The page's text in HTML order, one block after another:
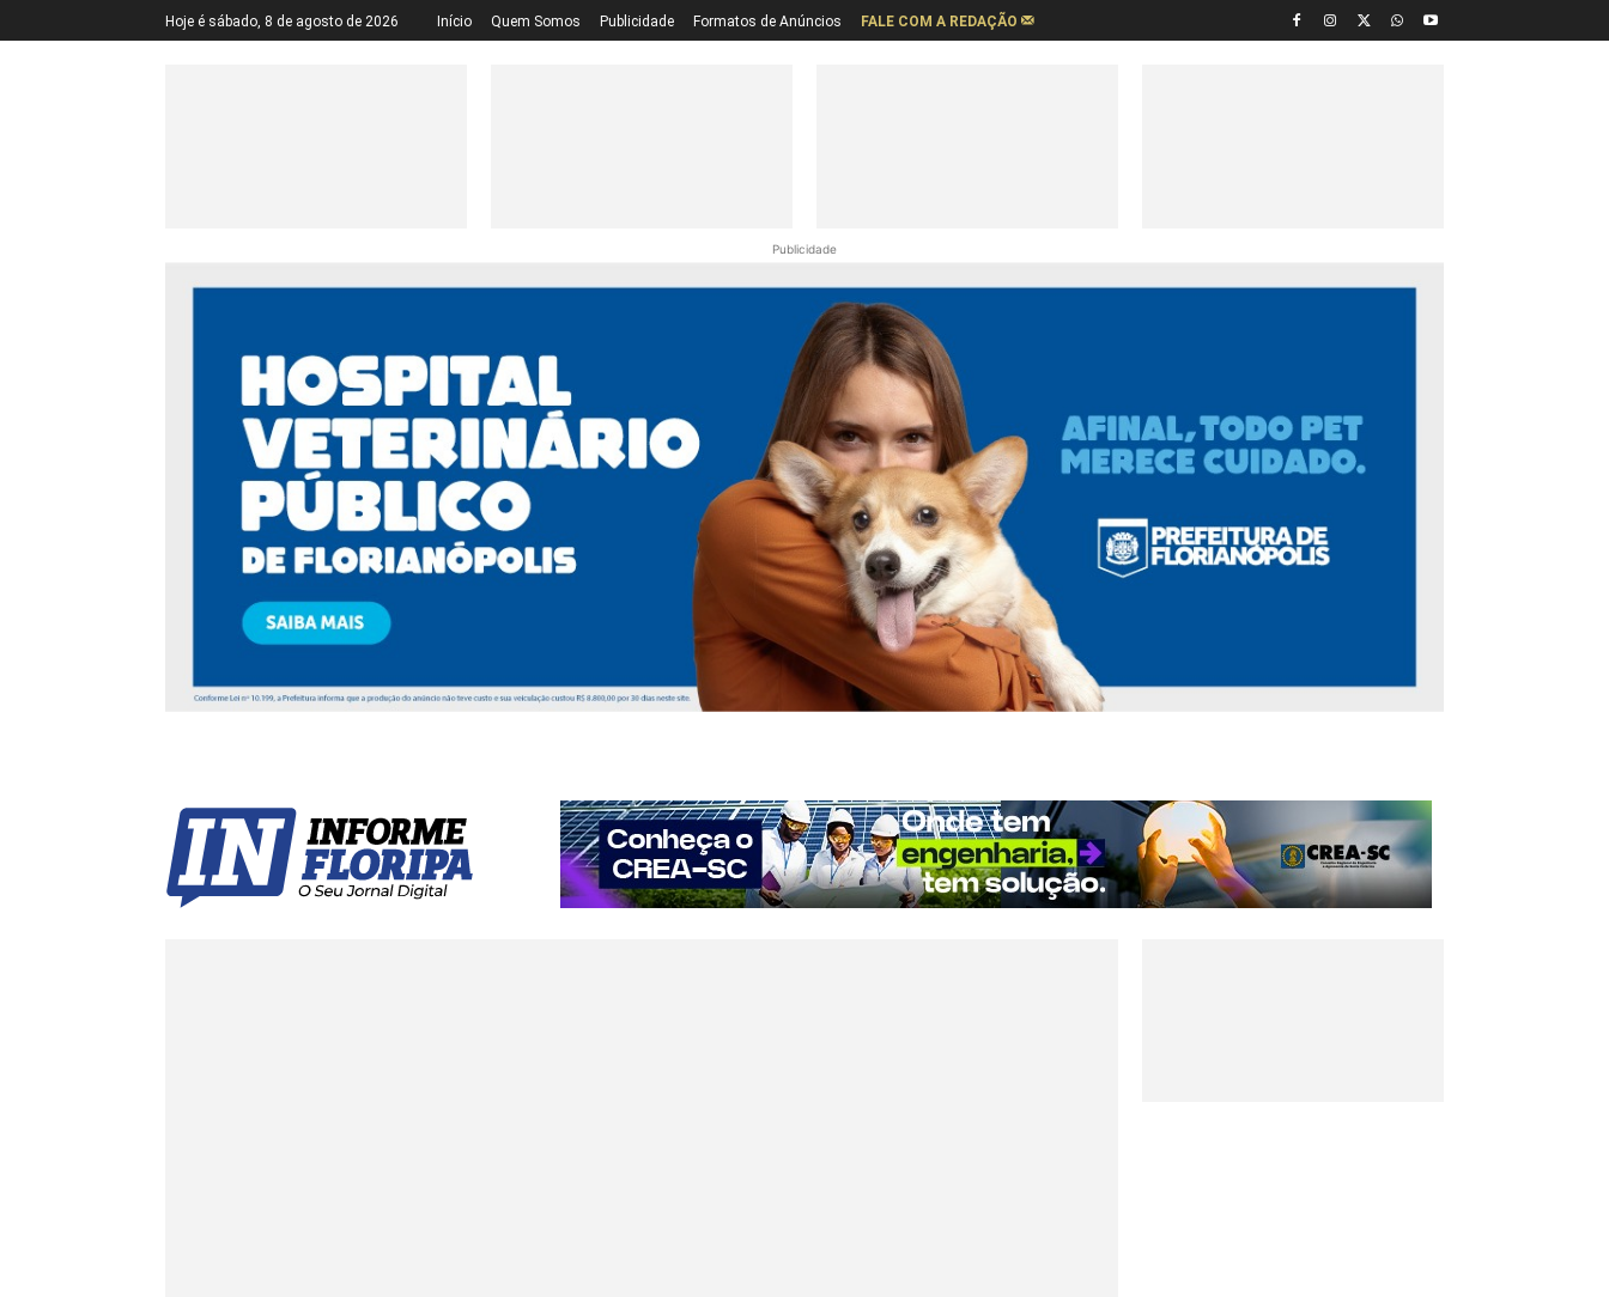
Hoje é sábado, 8 de agosto de 2026 Início Quem Somos Publicidade Formatos de Anúncios FALE COM A REDAÇÃO
Publicidade